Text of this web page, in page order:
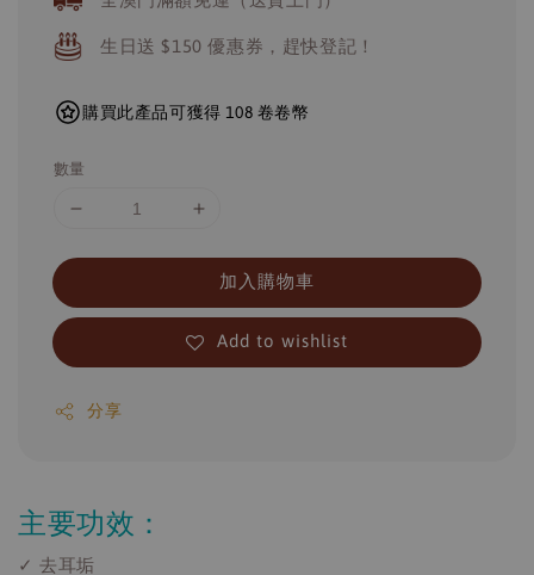
生日送 $150 優惠券，趕快登記！
購買此產品可獲得 108 卷卷幣
數量
加入購物車
Add to wishlist
分享
主要功效：
✓ 去耳垢